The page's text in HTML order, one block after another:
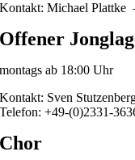
Kontakt: Michael Plattke
Offener
montags ab 18:00 Uhr
Kontakt: Sven
Telefon:+49-(0)2331-
Chor